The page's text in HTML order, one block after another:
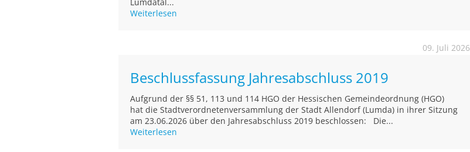
Weiterlesen
09. Juli 2026
Beschlussfassung Jahresabschluss 2019
Aufgrund der §§ 51, 113 und 114 HGO der Hessischen Gemeindeordnung (HGO)
hat die Stadtverordnetenversammlung der Stadt Allendorf (Lumda) in ihrer Sitzung
am 23.06.2026 über den Jahresabschluss 2019 beschlossen: Die...
Weiterlesen